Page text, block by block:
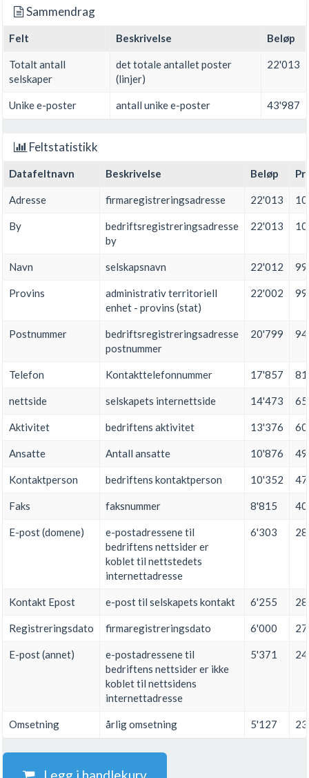
Sammendrag
Felt Beskrivelse Beløp
Totalt antall
selskaper
det totale antallet poster
(linjer)
22'013
Unike e-poster antall unike e-poster 43'987
Feltstatistikk
Datafeltnavn Beskrivelse Beløp
Adresse firmaregistreringsadresse 22'013
By
bedriftsregistreringsadresse
by
22'013
Navn selskapsnavn 22'012
Provins
administrativ territoriell
enhet - provins (stat)
22'002
Postnummer
bedriftsregistreringsadresse
postnummer
20'799
Telefon Kontakttelefonnummer 17'857
nettside selskapets internettside 14'473
Aktivitet bedriftens aktivitet 13'376
Ansatte Antall ansatte 10'876
Kontaktperson bedriftens kontaktperson 10'352
Faks faksnummer 8'815
E-post (domene)
e-postadressene til
bedriftens nettsider er
koblet til nettstedets
internettadresse
6'303
Kontakt Epost e-post til selskapets kontakt 6'255
Registreringsdato firmaregistreringsdato 6'000
E-post (annet)
e-postadressene til
bedriftens nettsider er ikke
koblet til nettsidens
internettadresse
5'371
Omsetning årlig omsetning 5'127